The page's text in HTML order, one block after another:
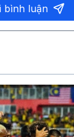
bình luận